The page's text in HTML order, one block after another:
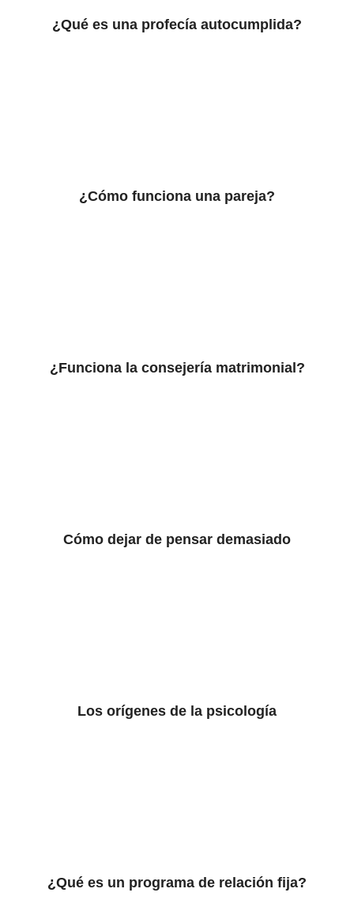
¿Qué es una profecía autocumplida?
¿Cómo funciona una pareja?
¿Funciona la consejería matrimonial?
Cómo dejar de pensar demasiado
Los orígenes de la psicología
¿Qué es un programa de relación fija?